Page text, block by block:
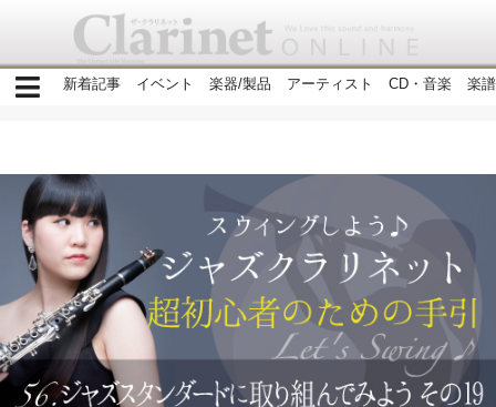
新着記事 イベント 楽器/製品 アーティスト CD・音楽 楽